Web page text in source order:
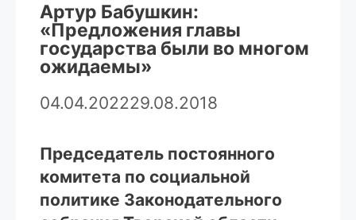
Артур Бабушкин:
«Предложения главы
государства были во многом
ожидаемы»
04.04.202229.08.2018
Председатель постоянного
комитета по социальной
политике Законодательного